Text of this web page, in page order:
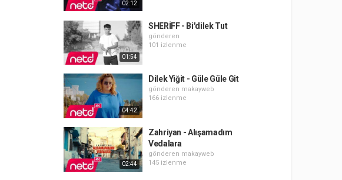
02:12
01:54
SHERİFF - Bi'dilek Tut
gönderen
101 izlenme
04:42
Dilek Yiğit - Güle Güle Git
gönderen makayweb
166 izlenme
02:44
Zahriyan - Alışamadım
Vedalara
gönderen makayweb
145 izlenme